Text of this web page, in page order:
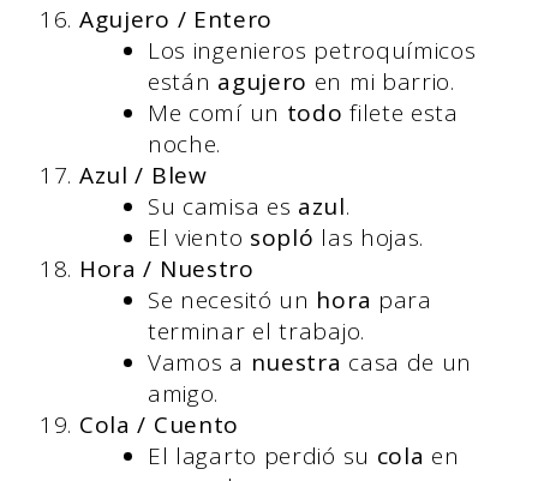
Agujero / Entero
Los ingenieros petroquímicos
están agujero en mi barrio.
Me comí un todo filete esta
noche.
Azul / Blew
Su camisa es azul.
El viento sopló las hojas.
Hora / Nuestro
Se necesitó un hora para
terminar el trabajo.
Vamos a nuestra casa de un
amigo.
Cola / Cuento
El lagarto perdió su cola en